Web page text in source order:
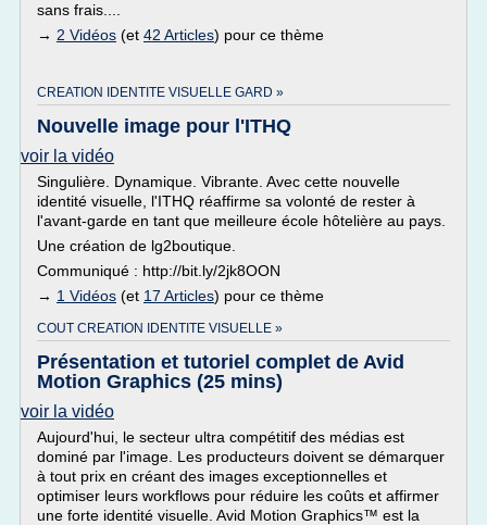
sans frais....
→ 2 Vidéos (et 42 Articles) pour ce thème
CREATION IDENTITE VISUELLE GARD »
Nouvelle image pour l'ITHQ
voir la vidéo
Singulière. Dynamique. Vibrante. Avec cette nouvelle
identité visuelle, l'ITHQ réaffirme sa volonté de rester à
l'avant-garde en tant que meilleure école hôtelière au pays.
Une création de lg2boutique.
Communiqué : http://bit.ly/2jk8OON
→ 1 Vidéos (et 17 Articles) pour ce thème
COUT CREATION IDENTITE VISUELLE »
Présentation et tutoriel complet de Avid
Motion Graphics (25 mins)
voir la vidéo
Aujourd'hui, le secteur ultra compétitif des médias est
dominé par l'image. Les producteurs doivent se démarquer
à tout prix en créant des images exceptionnelles et
optimiser leurs workflows pour réduire les coûts et affirmer
une forte identité visuelle. Avid Motion Graphics™ est la